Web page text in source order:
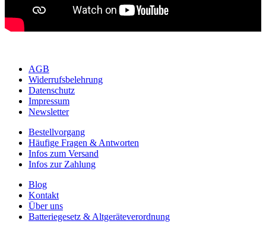
AGB
Widerrufsbelehrung
Datenschutz
Impressum
Newsletter
Bestellvorgang
Häufige Fragen & Antworten
Infos zum Versand
Infos zur Zahlung
Blog
Kontakt
Über uns
Batteriegesetz & Altgeräteverordnung